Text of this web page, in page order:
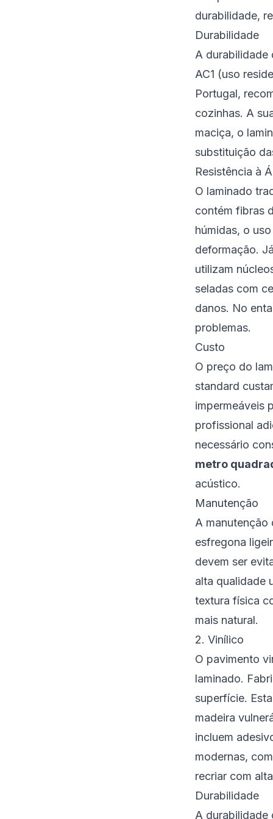
durabilidade,
Durabilidade
A durabilidade
AC1 (uso
Portugal,
cozinhas. A
maciça, o
substituição
Resistência à
O laminado
contém fibras
húmidas, o
deformação.
utilizam
seladas com
danos. No
problemas.
Custo
O preço do
standard
impermeáveis
profissional
necessário
metro
acústico.
Manutenção
A manutenção
esfregona
devem ser
alta qualidade
textura física
mais natural.
2. Vinílico
O pavimento
laminado.
superfície.
madeira
incluem
modernas,
recriar com
Durabilidade
A durabilidade